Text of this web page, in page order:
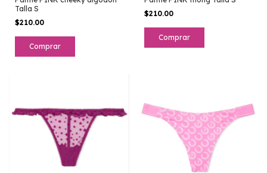
Talla S
$210.00
$210.00